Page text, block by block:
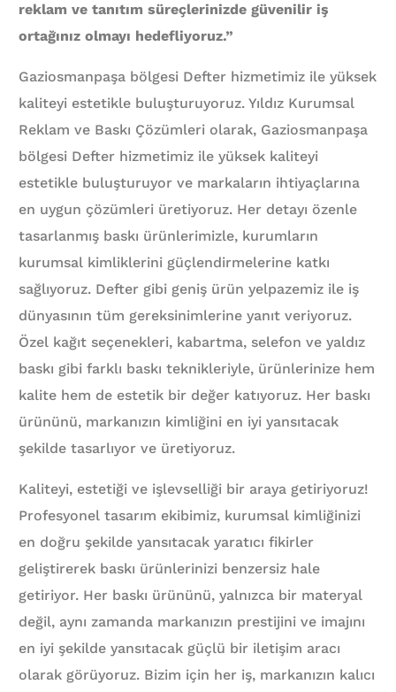
reklam ve tanıtım süreçlerinizde güvenilir iş
ortağınız olmayı hedefliyoruz.”
Gaziosmanpaşa bölgesi Defter hizmetimiz ile yüksek
kaliteyi estetikle buluşturuyoruz. Yıldız Kurumsal
Reklam ve Baskı Çözümleri olarak, Gaziosmanpaşa
bölgesi Defter hizmetimiz ile yüksek kaliteyi
estetikle buluşturuyor ve markaların ihtiyaçlarına
en uygun çözümleri üretiyoruz. Her detayı özenle
tasarlanmış baskı ürünlerimizle, kurumların
kurumsal kimliklerini güçlendirmelerine katkı
sağlıyoruz. Defter gibi geniş ürün yelpazemiz ile iş
dünyasının tüm gereksinimlerine yanıt veriyoruz.
Özel kağıt seçenekleri, kabartma, selefon ve yaldız
baskı gibi farklı baskı teknikleriyle, ürünlerinize hem
kalite hem de estetik bir değer katıyoruz. Her baskı
ürününü, markanızın kimliğini en iyi yansıtacak
şekilde tasarlıyor ve üretiyoruz.
Kaliteyi, estetiği ve işlevselliği bir araya getiriyoruz!
Profesyonel tasarım ekibimiz, kurumsal kimliğinizi
en doğru şekilde yansıtacak yaratıcı fikirler
geliştirerek baskı ürünlerinizi benzersiz hale
getiriyor. Her baskı ürününü, yalnızca bir materyal
değil, aynı zamanda markanızın prestijini ve imajını
en iyi şekilde yansıtacak güçlü bir iletişim aracı
olarak görüyoruz. Bizim için her iş, markanızın kalıcı